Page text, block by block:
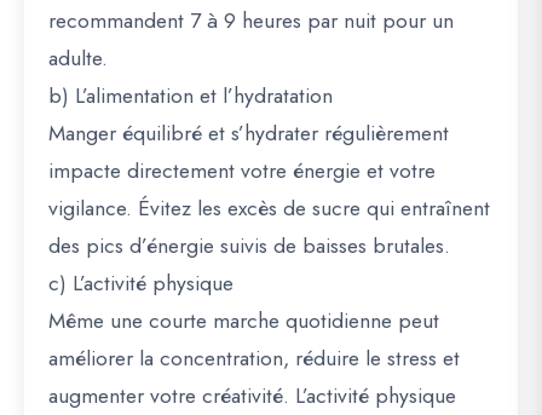
recommandent 7 à 9 heures par nuit pour un
adulte.
b) L’alimentation et l’hydratation
Manger équilibré et s’hydrater régulièrement
impacte directement votre énergie et votre
vigilance. Évitez les excès de sucre qui entraînent
des pics d’énergie suivis de baisses brutales.
c) L’activité physique
Même une courte marche quotidienne peut
améliorer la concentration, réduire le stress et
augmenter votre créativité. L’activité physique